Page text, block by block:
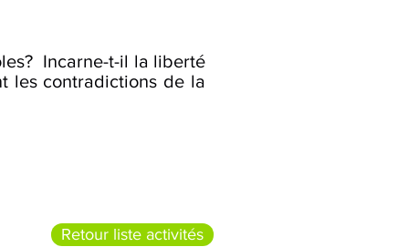
Incarne-t-il la liberté
les contradictions de la
Retour liste activités